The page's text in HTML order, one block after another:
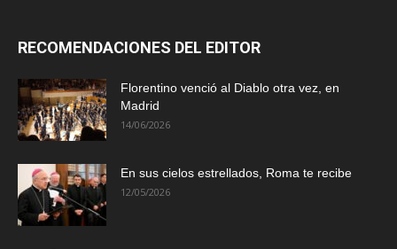
RECOMENDACIONES DEL EDITOR
Florentino venció al Diablo otra vez, en
Madrid
14/06/2026
En sus cielos estrellados, Roma te recibe
12/05/2026